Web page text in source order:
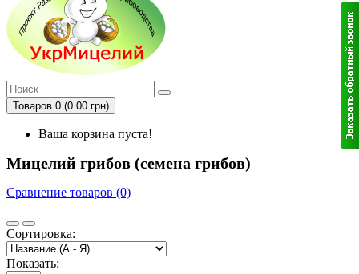
Товаров 0 (0.00 грн)
Ваша корзина пуста!
Мицелий грибов (семена грибов)
Сравнение товаров (0)
Сортировка:
Показать: